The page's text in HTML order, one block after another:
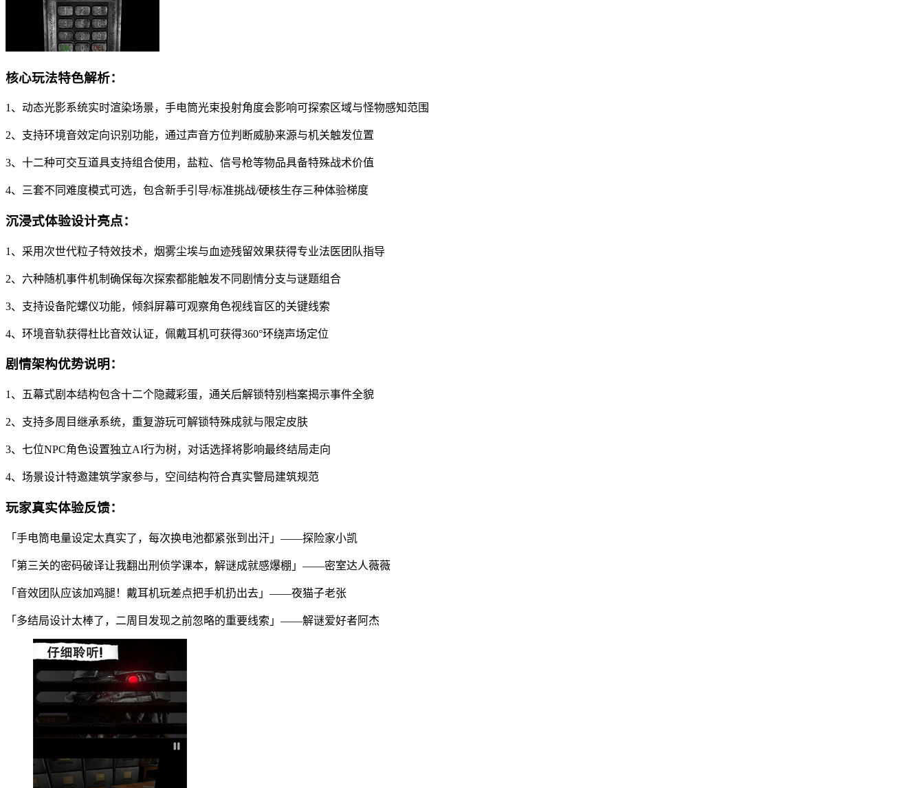
核心玩法特色解析：
1、动态光影系统实时渲染场景，手电筒光束投射角度会影响可探索区域与怪物感知范围
2、支持环境音效定向识别功能，通过声音方位判断威胁来源与机关触发位置
3、十二种可交互道具支持组合使用，盐粒、信号枪等物品具备特殊战术价值
4、三套不同难度模式可选，包含新手引导/标准挑战/硬核生存三种体验梯度
沉浸式体验设计亮点：
1、采用次世代粒子特效技术，烟雾尘埃与血迹残留效果获得专业法医团队指导
2、六种随机事件机制确保每次探索都能触发不同剧情分支与谜题组合
3、支持设备陀螺仪功能，倾斜屏幕可观察角色视线盲区的关键线索
4、环境音轨获得杜比音效认证，佩戴耳机可获得360°环绕声场定位
剧情架构优势说明：
1、五幕式剧本结构包含十二个隐藏彩蛋，通关后解锁特别档案揭示事件全貌
2、支持多周目继承系统，重复游玩可解锁特殊成就与限定皮肤
3、七位NPC角色设置独立AI行为树，对话选择将影响最终结局走向
4、场景设计特邀建筑学家参与，空间结构符合真实警局建筑规范
玩家真实体验反馈：
「手电筒电量设定太真实了，每次换电池都紧张到出汗」——探险家小凯
「第三关的密码破译让我翻出刑侦学课本，解谜成就感爆棚」——密室达人薇薇
「音效团队应该加鸡腿！戴耳机玩差点把手机扔出去」——夜猫子老张
「多结局设计太棒了，二周目发现之前忽略的重要线索」——解谜爱好者阿杰